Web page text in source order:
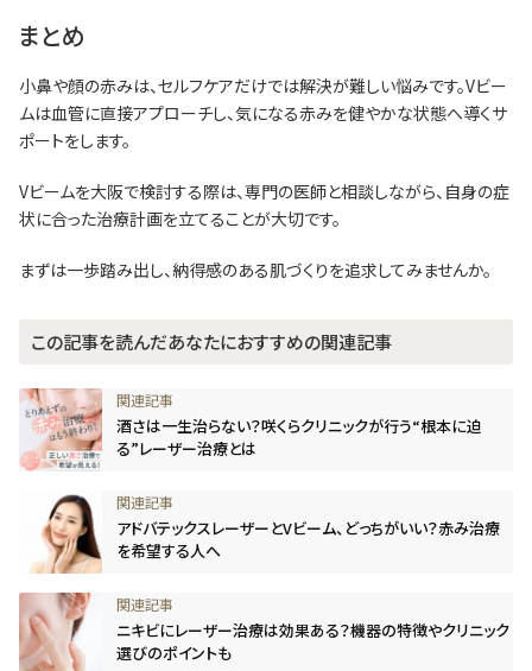
まとめ
小鼻や顔の赤みは、セルフケアだけでは解決が難しい悩みです。Vビー
ムは血管に直接アプローチし、気になる赤みを健やかな状態へ導くサ
ポートをします。
Vビームを大阪で検討する際は、専門の医師と相談しながら、自身の症
状に合った治療計画を立てることが大切です。
まずは一歩踏み出し、納得感のある肌づくりを追求してみませんか。
この記事を読んだあなたにおすすめの関連記事
酒さは一生治らない？咲くらクリニックが行う“根本に迫
る”レーザー治療とは
アドバテックスレーザーとVビーム、どっちがいい？赤み治療
を希望する人へ
ニキビにレーザー治療は効果ある？機器の特徴やクリニック
選びのポイントも